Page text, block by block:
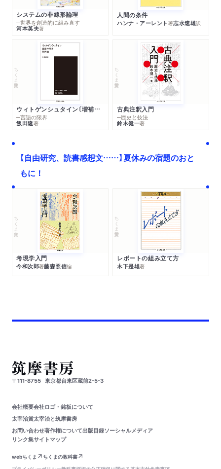
システムの非線形論理
─世界を創造的に組み直す
河本英夫著
人間の条件
ハンナ・アーレント 著志水速雄訳
ちくま学芸文庫
ウィトゲンシュタイン〔増補新版〕
─言語の限界
飯田隆著
ちくま学芸文庫
古典注釈入門
─歴史と技法
鈴木健一著
【自由研究、読書感想文……】夏休みの宿題のおと
もに！
ちくま文庫
考現学入門
今和次郎著藤森照信編
ちくま学芸文庫
レポートの組み立て方
木下是雄著
〒111-8755 東京都台東区蔵前2-5-3
会社概要会社ロゴ・銘板について
太宰治賞太宰治と筑摩書房
お問い合わせ著作権について出版目録ソーシャルメディア
リンク集サイトマップ
webちくま
ちくまの教科書